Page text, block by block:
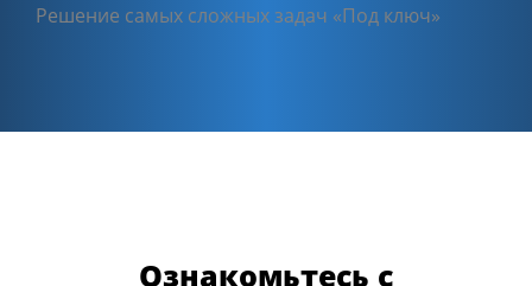
Решение самых сложных задач «Под ключ»
Ознакомьтесь с